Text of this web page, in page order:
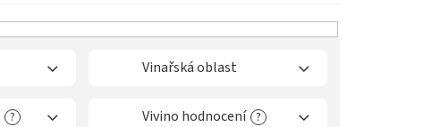
Vinařská oblast
? Vivino hodnocení ?